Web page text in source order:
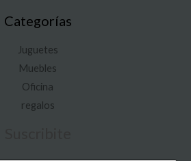
Categorías
Juguetes
Muebles
Oficina
regalos